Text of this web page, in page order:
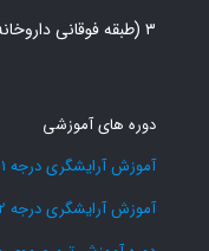
۳ (طبقه فوقانی داروخانه رسولی)
دوره های آموزشی
آموزش آرایشگری درجه 1 مردانه ( دوره آرایش و پیرایش پیشرفته)
آموزش آرایشگری درجه 2 مردانه (دوره آرایش و پیرایش مبتدی)